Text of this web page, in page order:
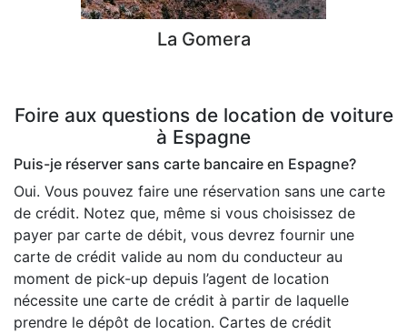
La Gomera
Foire aux questions de location de voiture
à Espagne
Puis-je réserver sans carte bancaire en Espagne?
Oui. Vous pouvez faire une réservation sans une carte
de crédit. Notez que, même si vous choisissez de
payer par carte de débit, vous devrez fournir une
carte de crédit valide au nom du conducteur au
moment de pick-up depuis l’agent de location
nécessite une carte de crédit à partir de laquelle
prendre le dépôt de location. Cartes de crédit